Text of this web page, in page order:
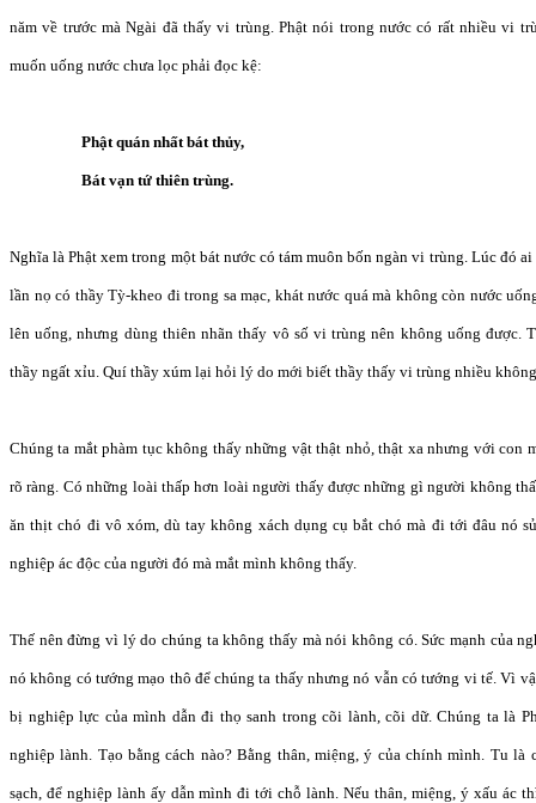
năm về trước mà Ngài đã thấy vi trùng. Phật nói trong nước có rất nhiều vi
muốn uống nước chưa lọc phải đọc kệ:
Phật quán nhất bát thủy,
Bát vạn tứ thiên trùng.
Nghĩa là Phật xem trong một bát nước có tám muôn bốn ngàn vi trùng. Lúc đó
lần nọ có thầy Tỳ-kheo đi trong sa mạc, khát nước quá mà không còn nước
lên uống, nhưng dùng thiên nhãn thấy vô số vi trùng nên không uống được.
thầy ngất xỉu. Quí thầy xúm lại hỏi lý do mới biết thầy thấy vi trùng nhiều
Chúng ta mắt phàm tục không thấy những vật thật nhỏ, thật xa nhưng với con
rõ ràng. Có những loài thấp hơn loài người thấy được những gì người không
ăn thịt chó đi vô xóm, dù tay không xách dụng cụ bắt chó mà đi tới đâu nó
nghiệp ác độc của người đó mà mắt mình không thấy.
Thế nên đừng vì lý do chúng ta không thấy mà nói không có. Sức mạnh của
nó không có tướng mạo thô để chúng ta thấy nhưng nó vẫn có tướng vi tế. Vì
bị nghiệp lực của mình dẫn đi thọ sanh trong cõi lành, cõi dữ. Chúng ta là
nghiệp lành. Tạo bằng cách nào? Bằng thân, miệng, ý của chính mình. Tu
sạch, để nghiệp lành ấy dẫn mình đi tới chỗ lành. Nếu thân, miệng, ý xấu ác